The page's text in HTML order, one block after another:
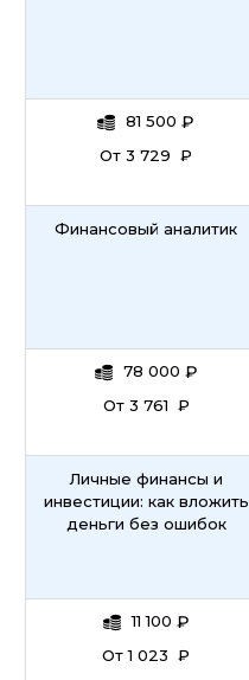
81 500 ₽
От 3 729 ₽
Финансовый аналитик
78 000 ₽
От 3 761 ₽
Личные финансы и
инвестиции: как вложить
деньги без ошибок
11 100 ₽
От 1 023 ₽